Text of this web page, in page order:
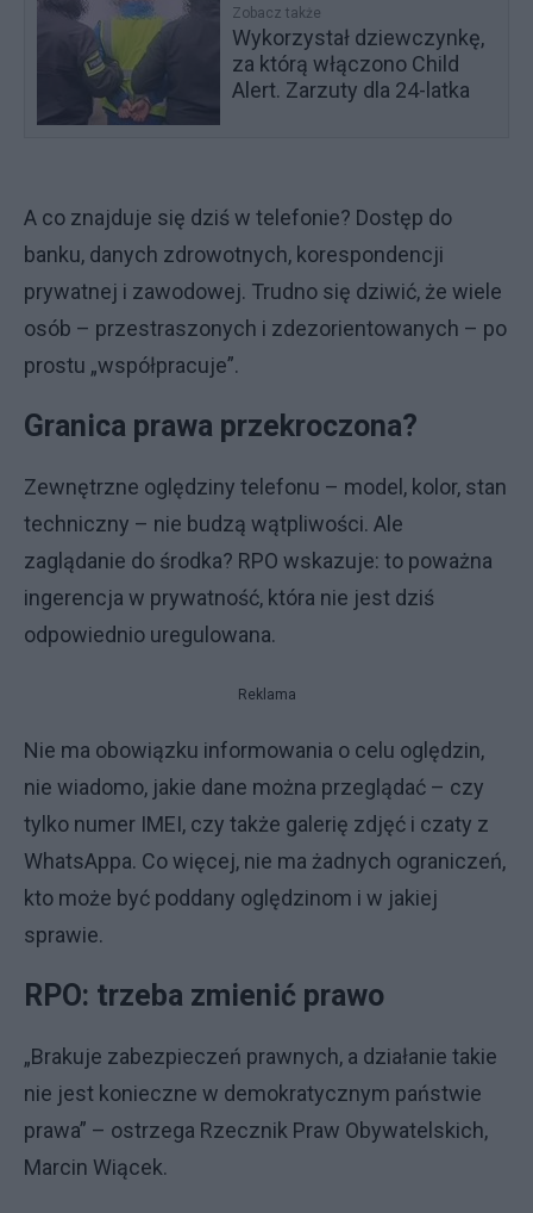
Zobacz także
Wykorzystał dziewczynkę,
za którą włączono Child
Alert. Zarzuty dla 24-latka
A co znajduje się dziś w telefonie? Dostęp do
banku, danych zdrowotnych, korespondencji
prywatnej i zawodowej. Trudno się dziwić, że wiele
osób – przestraszonych i zdezorientowanych – po
prostu „współpracuje”.
Granica prawa przekroczona?
Zewnętrzne oględziny telefonu – model, kolor, stan
techniczny – nie budzą wątpliwości. Ale
zaglądanie do środka? RPO wskazuje: to poważna
ingerencja w prywatność, która nie jest dziś
odpowiednio uregulowana.
Reklama
Nie ma obowiązku informowania o celu oględzin,
nie wiadomo, jakie dane można przeglądać – czy
tylko numer IMEI, czy także galerię zdjęć i czaty z
WhatsAppa. Co więcej, nie ma żadnych ograniczeń,
kto może być poddany oględzinom i w jakiej
sprawie.
RPO: trzeba zmienić prawo
„Brakuje zabezpieczeń prawnych, a działanie takie
nie jest konieczne w demokratycznym państwie
prawa” – ostrzega Rzecznik Praw Obywatelskich,
Marcin Wiącek.